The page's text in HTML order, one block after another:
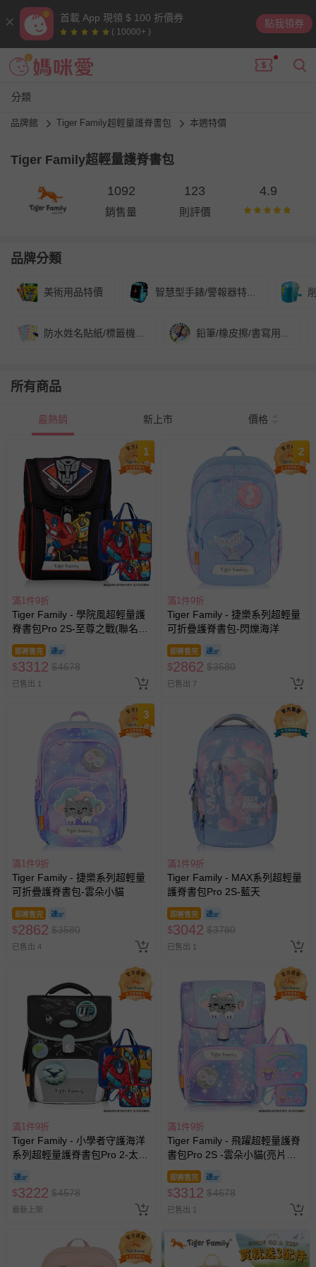
首載 App 現領 $ 100 折價券
( 10000+ )
點我領券
分類
品牌館 Tiger Family超輕量護脊書包 本週特價
Tiger Family超輕量護脊書包
1092
銷售量
123
則評價
4.9
品牌分類
美術用品特價 智慧型手錶/警報器特...
防水姓名貼紙/標籤機... 鉛筆/橡皮擦/書寫用...
所有商品
最熱銷 新上市 價格
1
滿1件9折
Tiger Family - 學院風超輕量護
脊書包Pro 2S-至尊之戰(聯名
款)-(贈品：文具2件(補習袋+零
錢包)-博派之宇宙決戰)-花色送
完以其他樣式替代 不另行通知
即將售完
$3312 $4678
已售出 1
2
滿1件9折
Tiger Family - 捷樂系列超輕量
可折疊護脊書包-閃爍海洋
即將售完
$2862 $3580
已售出 7
3
滿1件9折
Tiger Family - 捷樂系列超輕量
可折疊護脊書包-雲朵小貓
即將售完
$2862 $3580
已售出 4
滿1件9折
Tiger Family - MAX系列超輕量
護脊書包Pro 2S-藍天
即將售完
$3042 $3780
已售出 1
滿1件9折
Tiger Family - 小學者守護海洋
系列超輕量護脊書包Pro 2-太空
+零錢包-博派之宇宙決戰) 花色
送完以其他樣式替代 不另行通
知
$3222 $4578
最新上架
滿1件9折
Tiger Family - 飛躍超輕量護脊
書包Pro 2S -雲朵小貓(亮片款)-
(贈品：文具2件(補習袋+零錢
包)-三麗鷗點心派對)-花色送完
以其他樣式替代 不另行通知
即將售完
$3312 $4678
已售出 1